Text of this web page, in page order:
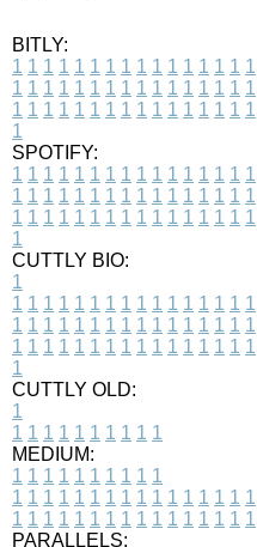
BITLY:
1 1 1 1 1 1 1 1 1 1 1 1 1 1 1 1
1 1 1 1 1 1 1 1 1 1 1 1 1 1 1 1
1 1 1 1 1 1 1 1 1 1 1 1 1 1 1 1
1
SPOTIFY:
1 1 1 1 1 1 1 1 1 1 1 1 1 1 1 1
1 1 1 1 1 1 1 1 1 1 1 1 1 1 1 1
1 1 1 1 1 1 1 1 1 1 1 1 1 1 1 1
1
CUTTLY BIO:
1
1 1 1 1 1 1 1 1 1 1 1 1 1 1 1 1
1 1 1 1 1 1 1 1 1 1 1 1 1 1 1 1
1 1 1 1 1 1 1 1 1 1 1 1 1 1 1 1
1
CUTTLY OLD:
1
1 1 1 1 1 1 1 1 1 1
MEDIUM:
1 1 1 1 1 1 1 1 1 1
1 1 1 1 1 1 1 1 1 1 1 1 1 1 1 1
1 1 1 1 1 1 1 1 1 1 1 1 1 1 1 1
PARALLELS: